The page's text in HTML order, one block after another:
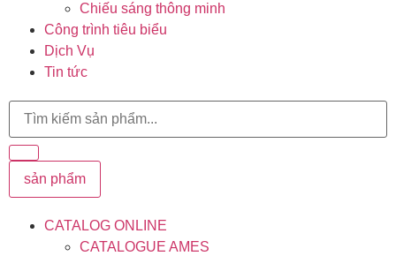
Chiếu sáng thông minh
Công trình tiêu biểu
Dịch Vụ
Tin tức
sản phẩm
CATALOG ONLINE
CATALOGUE AMES